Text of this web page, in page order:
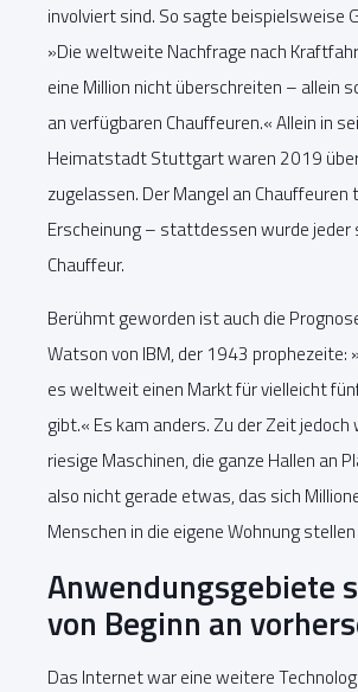
involviert sind. So sagte beispielsweise
»Die weltweite Nachfrage nach
eine Million nicht überschreiten – allein
an verfügbaren Chauffeuren.« Allein in
Heimatstadt Stuttgart waren 2019
zugelassen. Der Mangel an Chauffeuren
Erscheinung – stattdessen wurde jeder
Chauffeur.
Berühmt geworden ist auch die
Watson von IBM, der 1943 prophezeite:
es weltweit einen Markt für vielleicht
gibt.« Es kam anders. Zu der Zeit
riesige Maschinen, die ganze Hallen an
also nicht gerade etwas, das sich
Menschen in die eigene Wohnung
Anwendungsgebiete
von Beginn an
Das Internet war eine weitere